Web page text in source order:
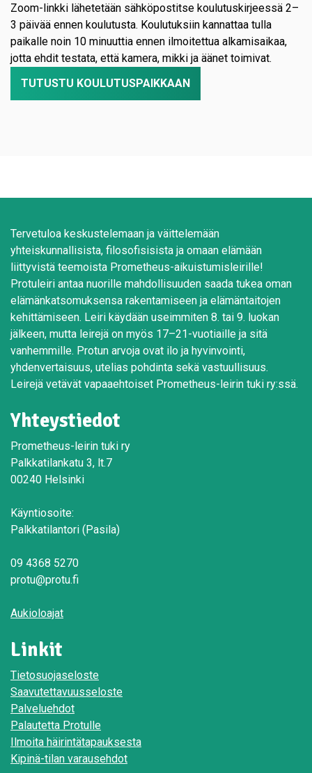
Zoom-linkki lähetetään sähköpostitse koulutuskirjeessä 2–
3 päivää ennen koulutusta. Koulutuksiin kannattaa tulla
paikalle noin 10 minuuttia ennen ilmoitettua alkamisaikaa,
jotta ehdit testata, että kamera, mikki ja äänet toimivat.
TUTUSTU KOULUTUSPAIKKAAN
Tervetuloa keskustelemaan ja väittelemään
yhteiskunnallisista, filosofisisista ja omaan elämään
liittyvistä teemoista Prometheus-aikuistumisleirille!
Protuleiri antaa nuorille mahdollisuuden saada tukea oman
elämänkatsomuksensa rakentamiseen ja elämäntaitojen
kehittämiseen. Leiri käydään useimmiten 8. tai 9. luokan
jälkeen, mutta leirejä on myös 17–21-vuotiaille ja sitä
vanhemmille. Protun arvoja ovat ilo ja hyvinvointi,
yhdenvertaisuus, utelias pohdinta sekä vastuullisuus.
Leirejä vetävät vapaaehtoiset Prometheus-leirin tuki ry:ssä.
Yhteystiedot
Prometheus-leirin tuki ry
Palkkatilankatu 3, lt.7
00240 Helsinki
Käyntiosoite:
Palkkatilantori (Pasila)
09 4368 5270
protu@protu.fi
Aukioloajat
Linkit
Tietosuojaseloste
Saavutettavuusseloste
Palveluehdot
Palautetta Protulle
Ilmoita häirintätapauksesta
Kipinä-tilan varausehdot